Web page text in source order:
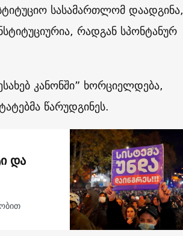
სასამართლომ დაადგინა,
რადგან სპონტანურ
კანონში” ხორციელდება,
წარუდგინეს.
და